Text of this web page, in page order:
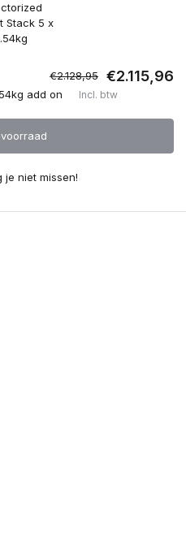
Stack 5 x
€2.128,95 €2.115,96
add on Incl. btw
je niet missen!